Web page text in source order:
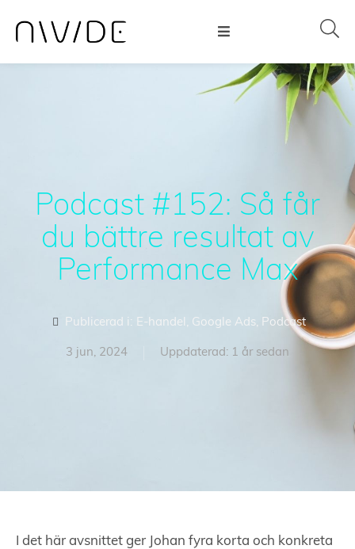
Podcast #152: Så får
du bättre resultat av
Performance Max
Publicerad i: E-handel , Google Ads, Podcast
3 jun, 2024 Uppdaterad: 1 år sedan
I det här avsnittet ger Johan fyra korta och konkreta